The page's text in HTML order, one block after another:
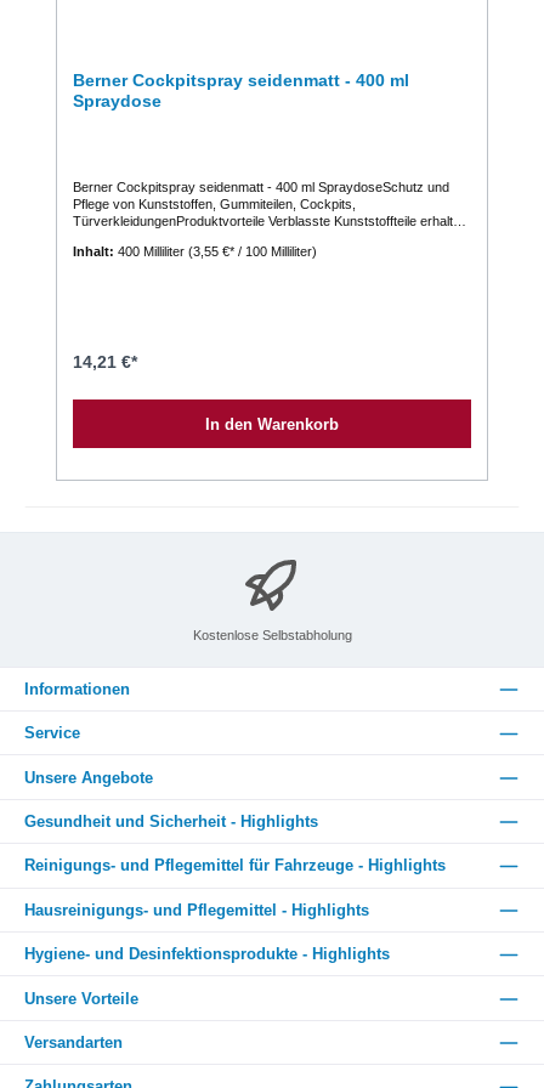
Berner Cockpitspray seidenmatt - 400 ml
Spraydose
Berner Cockpitspray seidenmatt - 400 ml SpraydoseSchutz und
Pflege von Kunststoffen, Gummiteilen, Cockpits,
TürverkleidungenProduktvorteile Verblasste Kunststoffteile erhalten
antistatisch und staubabweisend Erhöht die Lebensdauer von
Inhalt: 400 Milliliter (3,55 €* / 100 Milliliter)
14,21 €*
In den Warenkorb
Kostenlose Selbstabholung
Informationen
Service
Unsere Angebote
Gesundheit und Sicherheit - Highlights
Reinigungs- und Pflegemittel für Fahrzeuge - Highlights
Hausreinigungs- und Pflegemittel - Highlights
Hygiene- und Desinfektionsprodukte - Highlights
Unsere Vorteile
Versandarten